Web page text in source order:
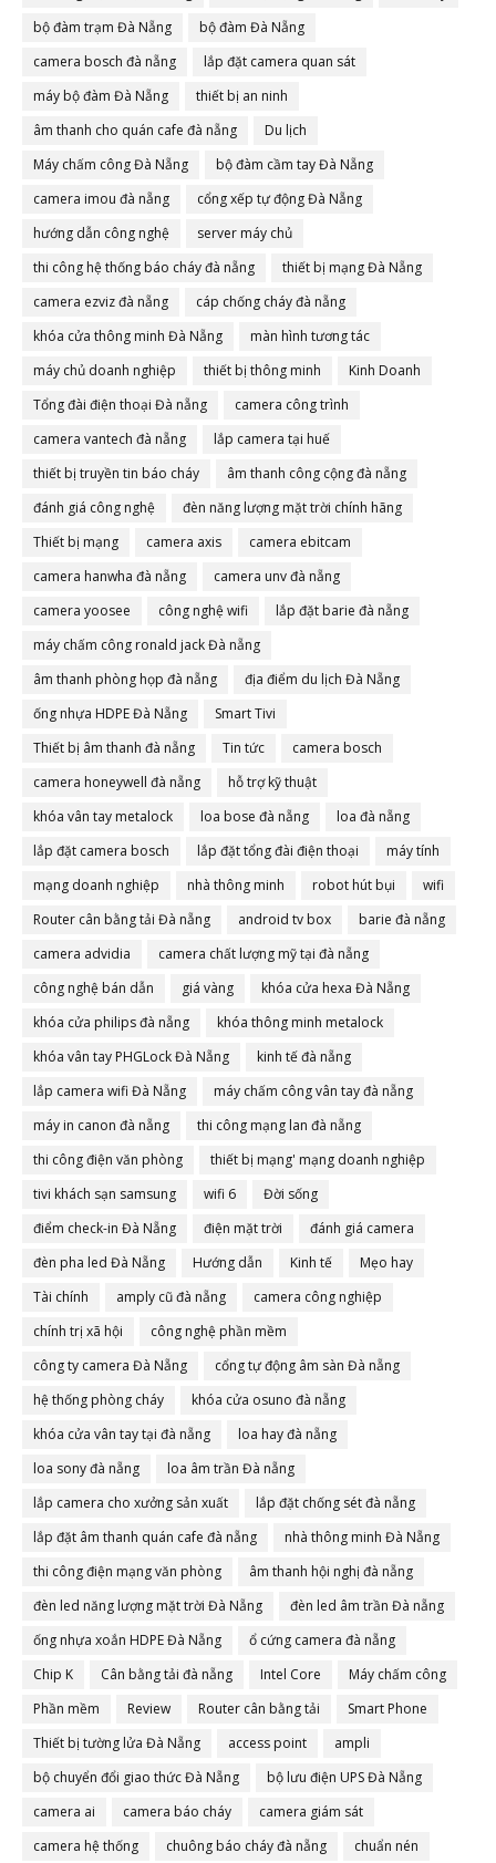
bộ đàm trạm Đà Nẵng
bộ đàm Đà Nẵng
camera bosch đà nẵng
lắp đặt camera quan sát
máy bộ đàm Đà Nẵng
thiết bị an ninh
âm thanh cho quán cafe đà nẵng
Du lịch
Máy chấm công Đà Nẵng
bộ đàm cầm tay Đà Nẵng
camera imou đà nẵng
cổng xếp tự động Đà Nẵng
hướng dẫn công nghệ
server máy chủ
thi công hệ thống báo cháy đà nẵng
thiết bị mạng Đà Nẵng
camera ezviz đà nẵng
cáp chống cháy đà nẵng
khóa cửa thông minh Đà Nẵng
màn hình tương tác
máy chủ doanh nghiệp
thiết bị thông minh
Kinh Doanh
Tổng đài điện thoại Đà nẵng
camera công trình
camera vantech đà nẵng
lắp camera tại huế
thiết bị truyền tin báo cháy
âm thanh công cộng đà nẵng
đánh giá công nghệ
đèn năng lượng mặt trời chính hãng
Thiết bị mạng
camera axis
camera ebitcam
camera hanwha đà nẵng
camera unv đà nẵng
camera yoosee
công nghệ wifi
lắp đặt barie đà nẵng
máy chấm công ronald jack Đà nẵng
âm thanh phòng họp đà nẵng
địa điểm du lịch Đà Nẵng
ống nhựa HDPE Đà Nẵng
Smart Tivi
Thiết bị âm thanh đà nẵng
Tin tức
camera bosch
camera honeywell đà nẵng
hỗ trợ kỹ thuật
khóa vân tay metalock
loa bose đà nẵng
loa đà nẵng
lắp đặt camera bosch
lắp đặt tổng đài điện thoại
máy tính
mạng doanh nghiệp
nhà thông minh robot hút bụi
wifi
Router cân bằng tải Đà nẵng
android tv box
barie đà nẵng
camera advidia
camera chất lượng mỹ tại đà nẵng
công nghệ bán dẫn
giá vàng
khóa cửa hexa Đà Nẵng
khóa cửa philips đà nẵng
khóa thông minh metalock
khóa vân tay PHGLock Đà Nẵng
kinh tế đà nẵng
lắp camera wifi Đà Nẵng
máy chấm công vân tay đà nẵng
máy in canon đà nẵng
thi công mạng lan đà nẵng
thi công điện văn phòng
thiết bị mạng' mạng doanh nghiệp
tivi khách sạn samsung
wifi 6
Đời sống
điểm check-in Đà Nẵng
điện mặt trời
đánh giá camera
đèn pha led Đà Nẵng
Hướng dẫn Kinh tế
Mẹo hay
Tài chính
amply cũ đà nẵng
camera công nghiệp
chính trị xã hội
công nghệ phần mềm
công ty camera Đà Nẵng
cổng tự động âm sàn Đà nẵng
hệ thống phòng cháy
khóa cửa osuno đà nẵng
khóa cửa vân tay tại đà nẵng
loa hay đà nẵng
loa sony đà nẵng
loa âm trần Đà nẵng
lắp camera cho xưởng sản xuất
lắp đặt chống sét đà nẵng
lắp đặt âm thanh quán cafe đà nẵng
nhà thông minh Đà Nẵng
thi công điện mạng văn phòng
âm thanh hội nghị đà nẵng
đèn led năng lượng mặt trời Đà Nẵng
đèn led âm trần Đà nẵng
ống nhựa xoắn HDPE Đà Nẵng
ổ cứng camera đà nẵng
Chip K
Cân bằng tải đà nẵng Intel Core
Máy chấm công
Phần mềm
Review Router cân bằng tải
Smart Phone
Thiết bị tường lửa Đà Nẵng
access point
ampli
bộ chuyển đổi giao thức Đà Nẵng
bộ lưu điện UPS Đà Nẵng
camera ai
camera báo cháy
camera giám sát
camera hệ thống
chuông báo cháy đà nẵng
chuẩn nén